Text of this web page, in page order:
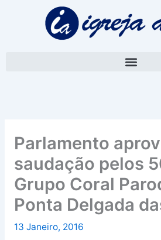
Parlamento
saudação pelos
Grupo Coral
Ponta Delgada
13 Janeiro, 2016